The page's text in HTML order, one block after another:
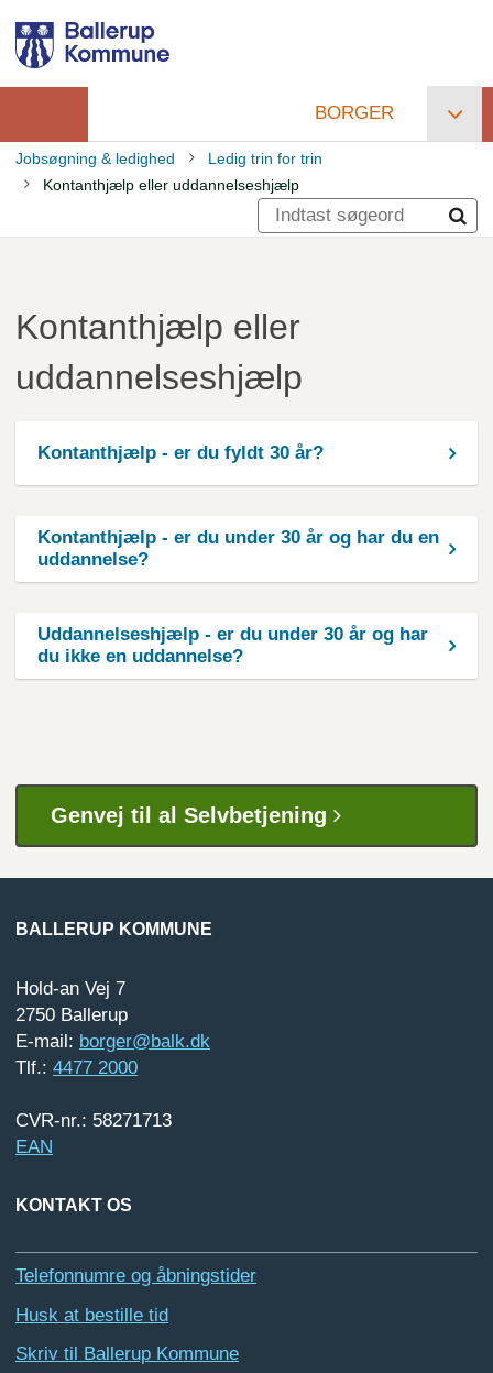
hovedindhold
Primær
navigation
BORGER
Brødkrumme
Jobsøgning & ledighed
Ledig trin for trin
Kontanthjælp eller uddannelseshjælp
Kontanthjælp eller
uddannelseshjælp
Kontanthjælp - er du fyldt 30 år?
Kontanthjælp - er du under 30 år og har du en
uddannelse?
Uddannelseshjælp - er du under 30 år og har
du ikke en uddannelse?
Genvej til al Selvbetjening
BALLERUP KOMMUNE
Hold-an Vej 7
2750 Ballerup
E-mail: borger@balk.dk
Tlf.: 4477 2000
CVR-nr.: 58271713
EAN
KONTAKT OS
Telefonnumre og åbningstider
Husk at bestille tid
Skriv til Ballerup Kommune